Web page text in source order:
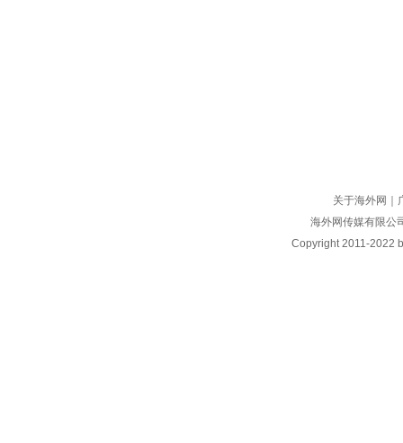
关于海外网
海外网传媒有限公
Copyright2011-2022